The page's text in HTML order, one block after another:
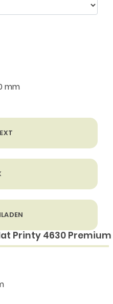
mm
Printy 4630 Premium